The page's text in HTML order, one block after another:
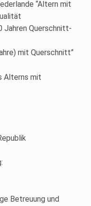
“Altern mit
Jahren Querschnitt-
mit Querschnitt”
Alterns mit
Betreuung und